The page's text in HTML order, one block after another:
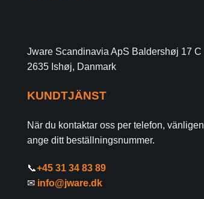
Jware Scandinavia ApS Baldershøj 17 C
2635 Ishøj, Danmark
KUNDTJÄNST
När du kontaktar oss per telefon, vänligen
ange ditt beställningsnummer.
📞+45 31 34 83 89
✉ info@jware.dk